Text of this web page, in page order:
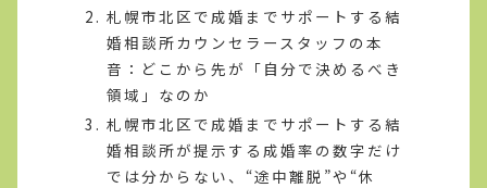
札幌市北区で成婚までサポートする結
婚相談所カウンセラースタッフの本
音：どこから先が「自分で決めるべき
領域」なのか
札幌市北区で成婚までサポートする結
婚相談所が提示する成婚率の数字だけ
では分からない、“途中離脱”や“休